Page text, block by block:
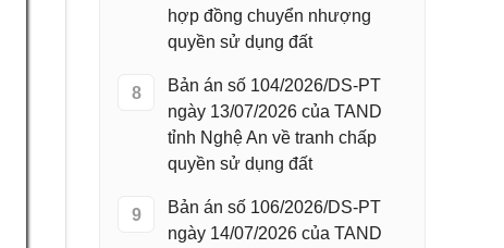
hợp đồng chuyển nhượng
quyền sử dụng đất
8
Bản án số 104/2026/DS-PT
ngày 13/07/2026 của TAND
tỉnh Nghệ An về tranh chấp
quyền sử dụng đất
9
Bản án số 106/2026/DS-PT
ngày 14/07/2026 của TAND